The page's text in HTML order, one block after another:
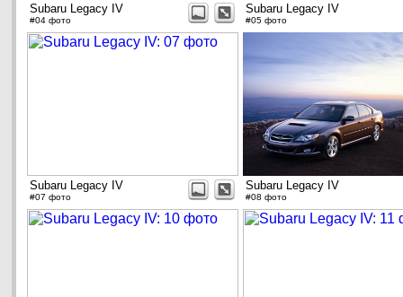
Subaru Legacy IV
#04 фото
Subaru Legacy IV
#05 фото
Subaru Legacy IV
#07 фото
Subaru Legacy IV
#08 фото